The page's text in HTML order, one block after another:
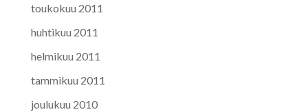
toukokuu 2011
huhtikuu 2011
helmikuu 2011
tammikuu 2011
joulukuu 2010